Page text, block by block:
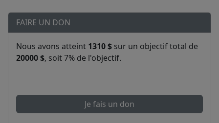
FAIRE UN DON
Nous avons atteint 1310 $ sur un objectif total de
20000 $, soit 7% de l'objectif.
Je fais un don